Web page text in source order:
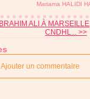
Mariama HALIDI
ALI À
CNDHL... >>
Ajouter un commentaire